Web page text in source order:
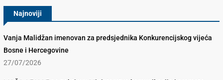
Najnoviji
Vanja Malidžan imenovan za predsjednika Konkurencijskog vijeća
Bosne i Hercegovine
27/07/2026